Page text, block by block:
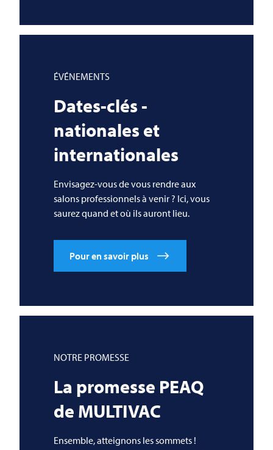
ÉVÉNEMENTS
Dates-clés -
nationales et
internationales
Envisagez-vous de vous rendre aux
salons professionnels à venir ? Ici, vous
saurez quand et où ils auront lieu.
Pour en savoir plus
NOTRE PROMESSE
La promesse PEAQ
de MULTIVAC
Ensemble, atteignons les sommets !